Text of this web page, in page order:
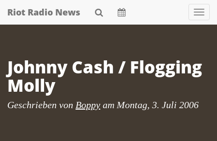
SkipRiot Radio News
Johnny Cash / Flogging
Molly
Geschrieben von Boppy am Montag, 3. Juli 2006